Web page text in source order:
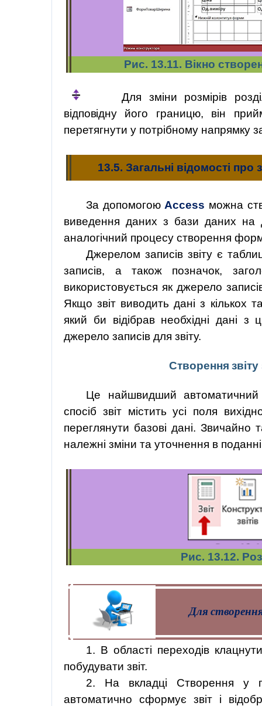
Рис. 13.11. Вікно
Для зміни розмірів
відповідну
його границю, він
перетягнути у потрібному напрямку
13.5. Загальні відомості про
За допомогою Access можна
виведення даних з бази даних на
аналогічний процесу створення
Джерелом записів звіту є
записів, а також позначок,
використовується як джерело
Якщо звіт виводить дані з кількох
який би відібрав необхідні дані
джерело записів для звіту.
Створення звіту
Це найшвидший автоматичний
спосіб звіт містить усі поля
переглянути базові дані. Звичайно
належні зміни та уточнення в
Рис. 13.12.
Для
1. В області переходів
побудувати звіт.
2. На вкладці Створення у
автоматично сформує звіт і